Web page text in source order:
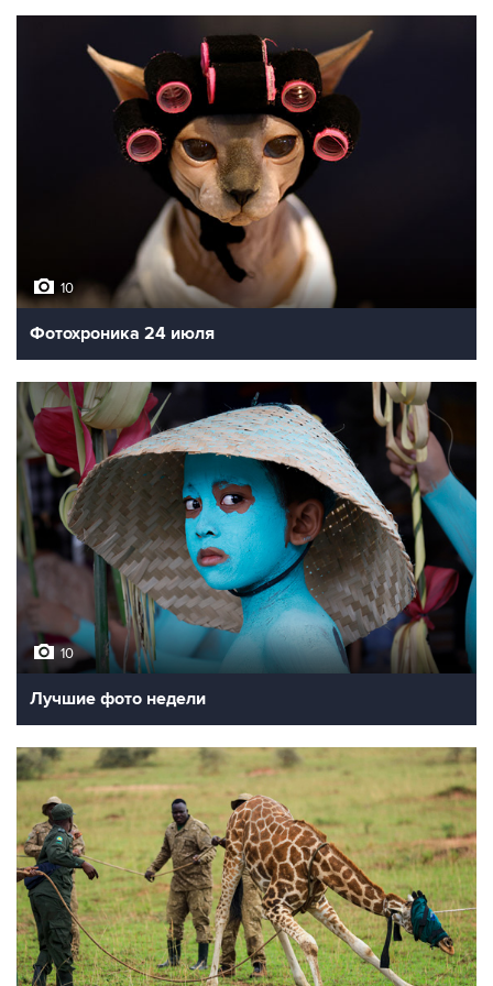
10
Фотохроника 24 июля
10
Лучшие фото недели